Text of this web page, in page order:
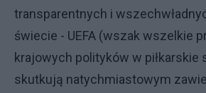
transparentnych i
świecie - UEFA (wszak wszelkie
krajowych polityków w piłkarskie
skutkują natychmiastowym